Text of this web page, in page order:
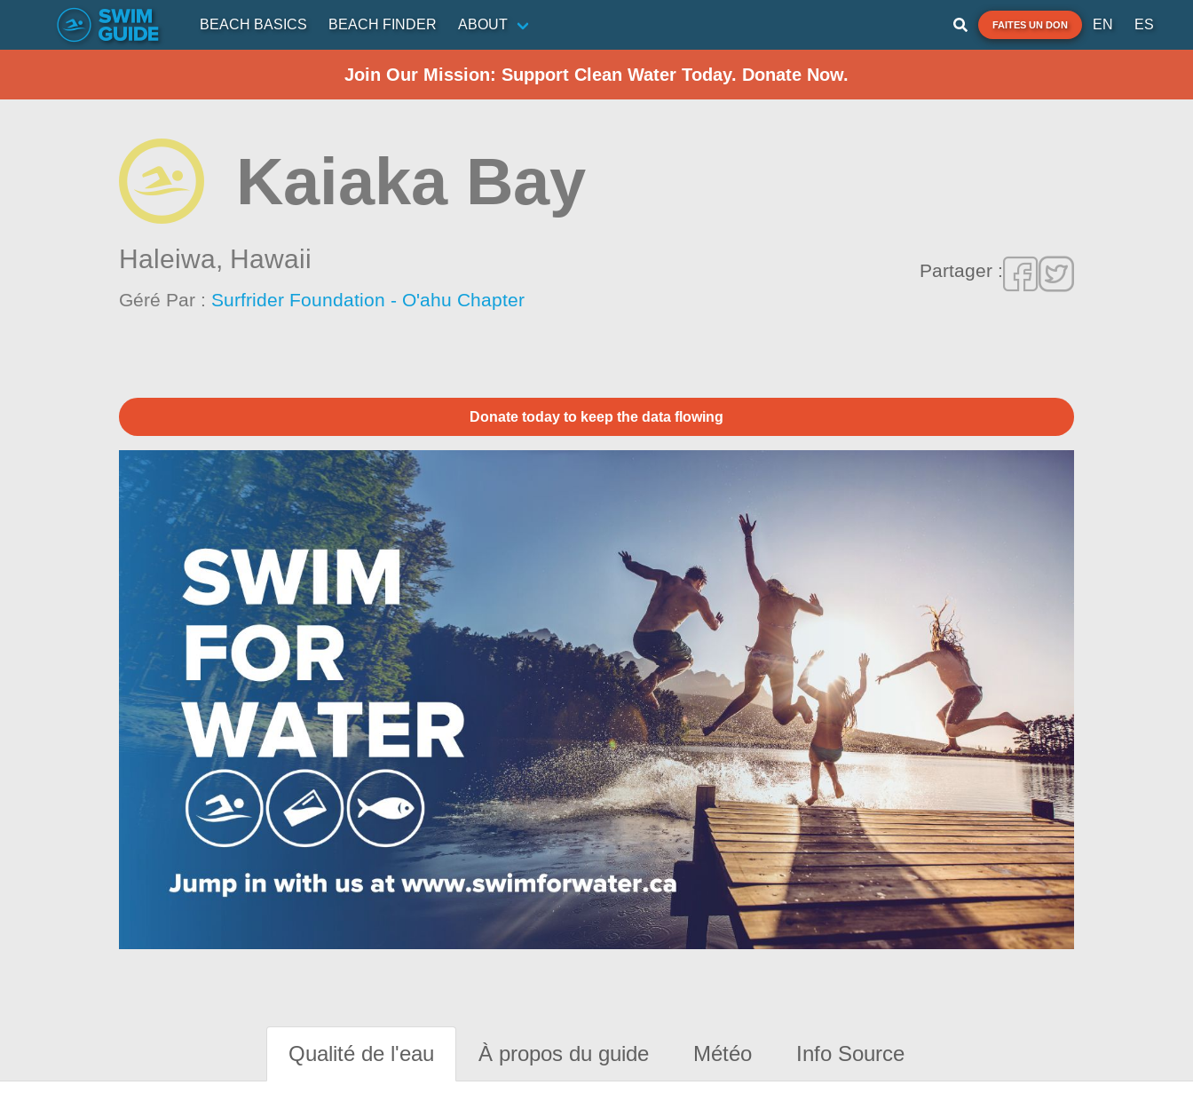
BEACH BASICS BEACH FINDER ABOUT FAITES UN DON EN ES
Join Our Mission: Support Clean Water Today. Donate Now.
Kaiaka Bay
Haleiwa, Hawaii
Géré Par : Surfrider Foundation - O'ahu Chapter
Partager :
Donate today to keep the data flowing
Qualité de l'eau À propos du guide Météo Info Source